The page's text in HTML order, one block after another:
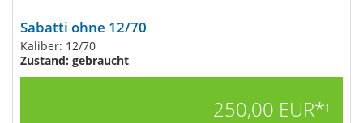
Sabatti ohne 12/70
Kaliber: 12/70
Zustand: gebraucht
250,00 EUR*1